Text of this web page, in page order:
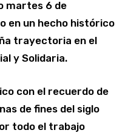
martes 6 de
en un hecho histórico
trayectoria en el
y Solidaria.
con el recuerdo de
de fines del siglo
todo el trabajo